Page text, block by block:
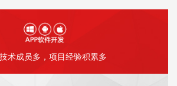
术成员多，项目经验积累多